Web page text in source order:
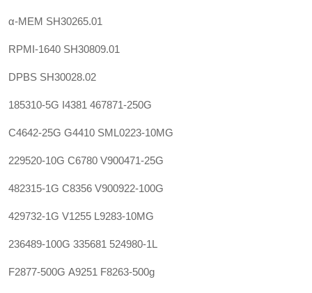
α-MEM SH30265.01
RPMI-1640 SH30809.01
DPBS SH30028.02
185310-5G I4381 467871-250G
C4642-25G G4410 SML0223-10MG
229520-10G C6780 V900471-25G
482315-1G C8356 V900922-100G
429732-1G V1255 L9283-10MG
236489-100G 335681 524980-1L
F2877-500G A9251 F8263-500g